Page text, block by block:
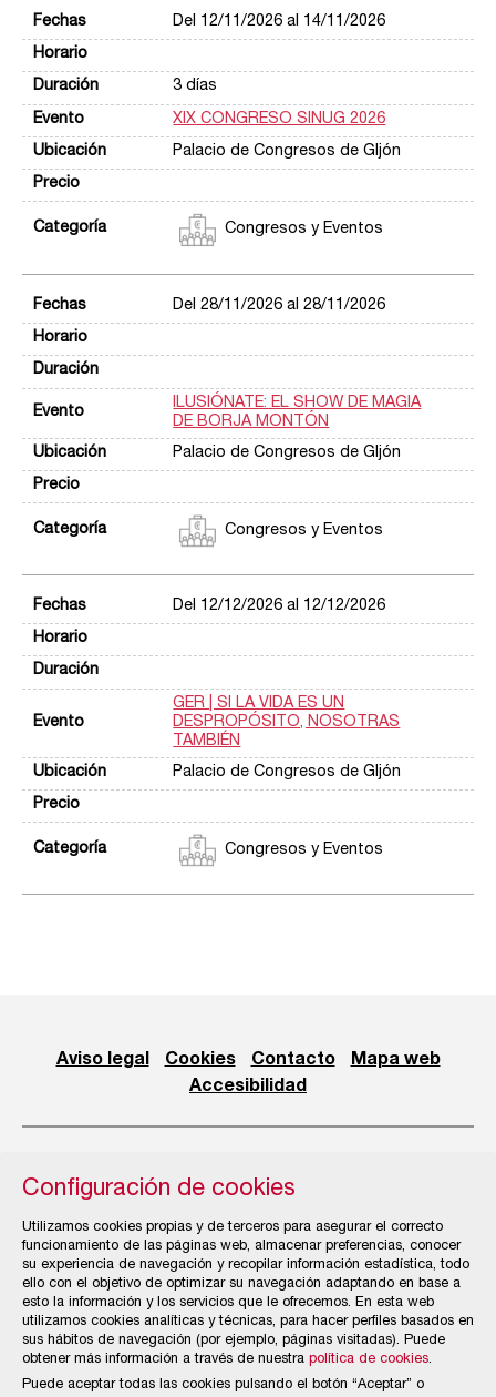
Del 12/11/2026 al 14/11/2026
3 días
XIX CONGRESO SINUG 2026
Palacio de Congresos de GIjón
Congresos y Eventos
Del 28/11/2026 al 28/11/2026
ILUSIÓNATE: EL SHOW DE MAGIA
DE BORJA MONTÓN
Palacio de Congresos de GIjón
Congresos y Eventos
Del 12/12/2026 al 12/12/2026
GER | SI LA VIDA ES UN
DESPROPÓSITO, NOSOTRAS
TAMBIÉN
Palacio de Congresos de GIjón
Congresos y Eventos
Aviso legal Cookies Contacto
Mapa web
Accesibilidad
Navegación de Gijón
Configuración de cookies
Utilizamos cookies propias y de terceros para asegurar el correcto
funcionamiento de las páginas web, almacenar preferencias, conocer
su experiencia de navegación y recopilar información estadística, todo
ello con el objetivo de optimizar su navegación adaptando en base a
esto la información y los servicios que le ofrecemos. En esta web
utilizamos cookies analíticas y técnicas, para hacer perfiles basados en
sus hábitos de navegación (por ejemplo, páginas visitadas). Puede
obtener más información a través de nuestra política de cookies.
Puede aceptar todas las cookies pulsando el botón “Aceptar” o